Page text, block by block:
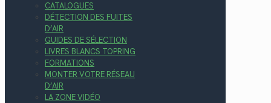
CATALOGUES
DÉTECTION DES FUITES
D’AIR
GUIDES DE SÉLECTION
LIVRES BLANCS TOPRING
FORMATIONS
MONTER VOTRE RÉSEAU
D’AIR
LA ZONE VIDÉO